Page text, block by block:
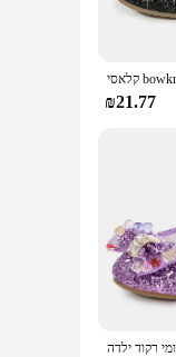
₪21.77